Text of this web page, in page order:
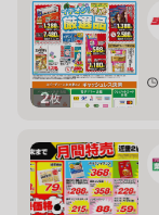
2枚